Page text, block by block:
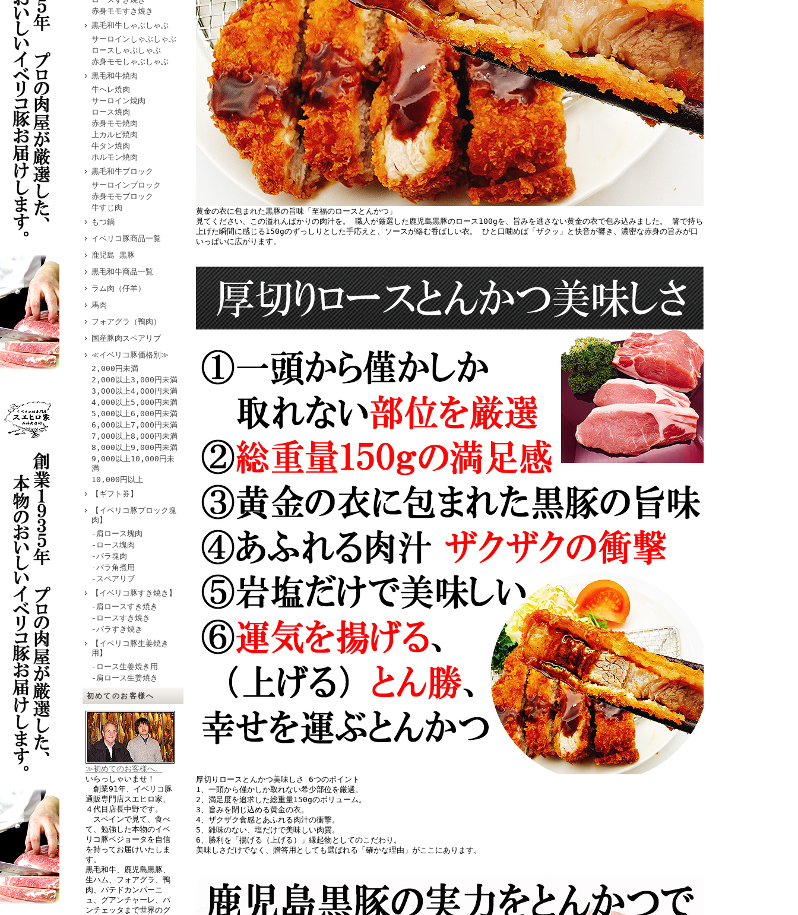
赤身モモすき焼き
黒毛和牛しゃぶしゃぶ
サーロインしゃぶしゃぶ
ロースしゃぶしゃぶ
赤身モモしゃぶしゃぶ
黒毛和牛焼肉
牛ヘレ焼肉
サーロイン焼肉
ロース焼肉
赤身モモ焼肉
上カルビ焼肉
牛タン焼肉
ホルモン焼肉
黒毛和牛ブロック
サーロインブロック
赤身モモブロック
牛すじ肉
もつ鍋
イベリコ豚商品一覧
鹿児島 黒豚
黒毛和牛商品一覧
ラム肉（仔羊）
馬肉
フォアグラ（鴨肉）
国産豚肉スペアリブ
≪イベリコ豚価格別≫
2,000円未満
2,000以上3,000円未満
3,000以上4,000円未満
4,000以上5,000円未満
5,000以上6,000円未満
6,000以上7,000円未満
7,000以上8,000円未満
8,000以上9,000円未満
9,000以上10,000円未
満
10,000円以上
【ギフト券】
【イベリコ豚ブロック塊
肉】
-肩ロース塊肉
-ロース塊肉
-バラ塊肉
-バラ角煮用
-スペアリブ
【イベリコ豚すき焼き】
-肩ロースすき焼き
-ロースすき焼き
-バラすき焼き
【イベリコ豚生姜焼き
用】
-ロース生姜焼き用
-肩ロース生姜焼き
初めてのお客様へ
≫初めてのお客様へ。
いらっしゃいませ！
創業91年、イベリコ豚
通販専門店スエヒロ家、
４代目店長中野です。
スペインで見て、食べ
て、勉強した本物のイベ
リコ豚ベジョータを自信
を持ってお届けいたしま
す。
黒毛和牛、鹿児島黒豚、
生ハム、フォアグラ、鴨
肉、パテドカンパーニ
ュ、グアンチャーレ、パ
ンチェッタまで世界のグ
黄金の衣に包まれた黒豚の旨味「至福のロースとんかつ」
見てください、この溢れんばかりの肉汁を。 職人が厳選した鹿児島黒豚のロース100gを、旨みを逃さない黄金の衣で包み込みました。 箸で持ち
上げた瞬間に感じる150gのずっしりとした手応えと、ソースが絡む香ばしい衣。 ひと口噛めば「ザクッ」と快音が響き、濃密な赤身の旨みが口
いっぱいに広がります。
厚切りロースとんかつ美味しさ 6つのポイント
1、一頭から僅かしか取れない希少部位を厳選。
2、満足度を追求した総重量150gのボリューム。
3、旨みを閉じ込める黄金の衣。
4、ザクザク食感とあふれる肉汁の衝撃。
5、雑味のない、塩だけで美味しい肉質。
6、勝利を「揚げる（上げる）」縁起物としてのこだわり。
美味しさだけでなく、贈答用としても選ばれる「確かな理由」がここにあります。